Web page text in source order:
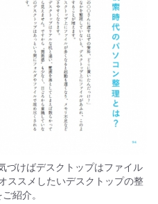
づけばデスクトップはファイル
ススメしたいデスクトップの整
紹介。